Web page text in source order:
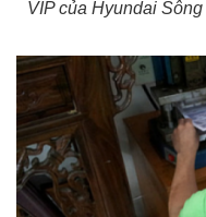
VIP của Hyundai